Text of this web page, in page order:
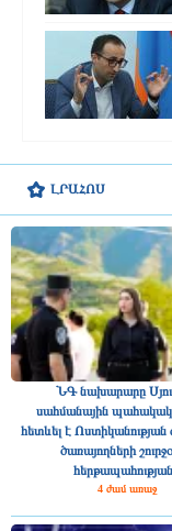
ԼՐԱՀՈՍ
ՆԳ նախարարը
սահմանային
հետևել է Ոստիկանության
ծառայողների
4 ժամ առաջ